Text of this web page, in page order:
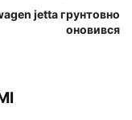
jetta грунтовно
оновився